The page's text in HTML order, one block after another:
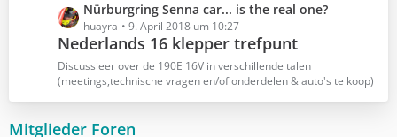
ä
g
e
L
e
t
z
t
e
e
Nürburgring Senna car... is the real one?
huayra 9. April 2018 um 10:27
Nederlands 16 klepper trefpunt
Discussieer over de 190E 16V in verschillende talen
(meetings,technische vragen en/of onderdelen & auto's te koop)
Mitglieder Foren